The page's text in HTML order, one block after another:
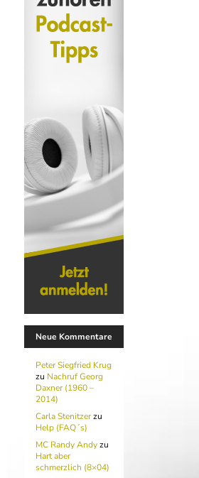
Neue Kommentare
Peter Siegfried Krug
zu Nachruf Georg
Daxner (1960 –
2014)
Carla Stenitzerzu
Help (FAQ´s)
MC Randy Andyzu
Hart aber
schmerzlich (8×04)